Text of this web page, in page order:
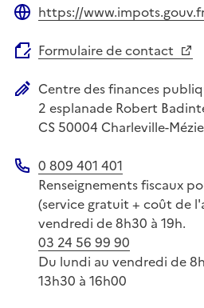
https://
Formulaire de contact
Adresse postale
Centre des finances
2 esplanade Robert
CS 50004 Charleville-
Téléphone
0 809 401 401
Renseignements fiscaux
(service gratuit + coût de
vendredi de 8h30 à 19h.
03 24 56 99 90
Du lundi au vendredi de
13h30 à 16h00